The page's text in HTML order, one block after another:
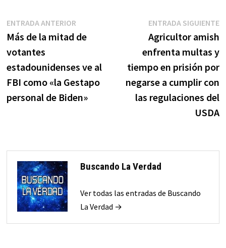
Navegación
de
entradas
ENTRADA ANTERIOREntrada
anterior:
Más de la mitad de
votantes
estadounidenses ve al
FBI como «la Gestapo
personal de Biden»
ENTRADA SIGUIENTE
Agricultor amish
enfrenta multas y
tiempo en prisión por
negarse a cumplir con
las regulaciones del
USDA
Buscando La Verdad
Ver todas las entradas de Buscando
La Verdad →